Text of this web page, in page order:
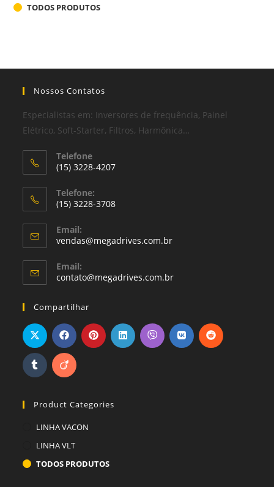
TODOS PRODUTOS
Nossos Contatos
Especialistas em: Inversores de frequência, Painel
Elétrico, Soft-Starter, Filtros, Harmônica…
Telefone
(15) 3228-4207
Telefone:
(15) 3228-3708
Email:
vendas@megadrives.com.br
Email:
contato@megadrives.com.br
Compartilhar
Product Categories
LINHA VACON
LINHA VLT
TODOS PRODUTOS